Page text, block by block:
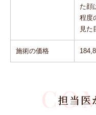
た顔
程度
見た
施術の価格
担当医